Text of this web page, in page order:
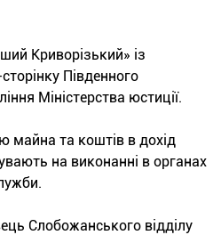
Криворізький» із
Південного
Міністерства юстиції.
майна та коштів в дохід
на виконанні в органах
Слобожанського відділу